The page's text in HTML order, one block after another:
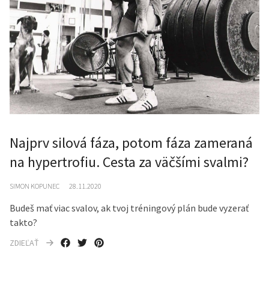
Najprv silová fáza, potom fáza zameraná
na hypertrofiu. Cesta za väčšími svalmi?
SIMON KOPUNEC 28.11.2020
Budeš mať viac svalov, ak tvoj tréningový plán bude vyzerať
takto?
ZDIEĽAŤ